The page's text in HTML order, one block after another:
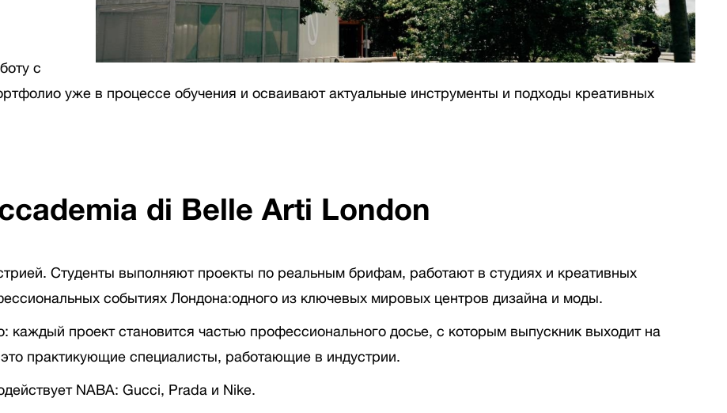
с
уже в процессе обучения и осваивают актуальные инструменты и подходы креативных
di Belle Arti London
Студенты выполняют проекты по реальным брифам, работают в студиях и креативных
событиях Лондона:одного из ключевых мировых центров дизайна и моды.
каждый проект становится частью профессионального досье, с которым выпускник выходит на
практикующие специалисты, работающие в индустрии.
NABA: Gucci, Prada и Nike.